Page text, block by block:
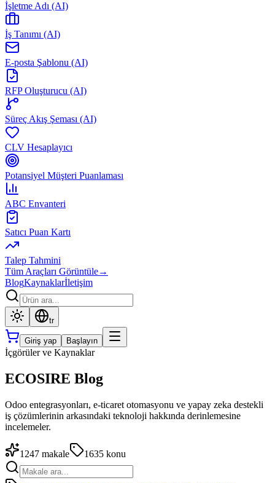
İşletme Adı (AI)
İş Tanımı (AI)
E-posta Şablonu (AI)
RFP Oluşturucu (AI)
Süreç Akış Şeması (AI)
CLV Hesaplayıcı
Potansiyel Müşteri Puanlaması
ABC Envanteri
Satıcı Puan Kartı
Talep Tahmini
Tüm Araçları Görüntüle→
BlogKaynaklarİletişim
tr
Giriş yap Başlayın
İçgörüler ve Kaynaklar
ECOSIRE Blog
Odoo entegrasyonları, e-ticaret otomasyonu ve yapay zeka destekli
iş çözümlerinin arkasındaki teknoloji hakkında derinlemesine
incelemeler.
1247 makale 1635 konu